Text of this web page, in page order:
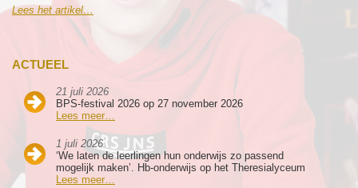
ACTUEEL
21 juli 2026
BPS-festival 2026 op 27 november 2026
Lees meer…
1 juli 2026
‘We laten de leerlingen hun onderwijs zo passend
mogelijk maken’. Hb-onderwijs op het Theresialyceum
Lees meer…
Lees het artikel…